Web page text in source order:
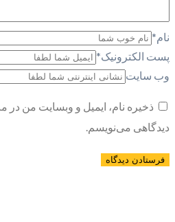
نام*
پست الکترونیک*
وب سایت
ذخیره نام، ایمیل و وبسایت من در
دیدگاهی می‌نویسم.